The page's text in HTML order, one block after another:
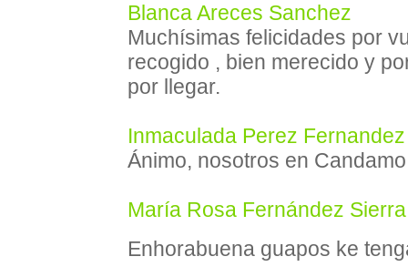
Blanca Areces Sanchez
Muchísimas felicidades por
recogido , bien merecido y
por llegar.
Inmaculada Perez Fernandez
Ánimo, nosotros en
María Rosa Fernández Sierra
Enhorabuena guapos ke